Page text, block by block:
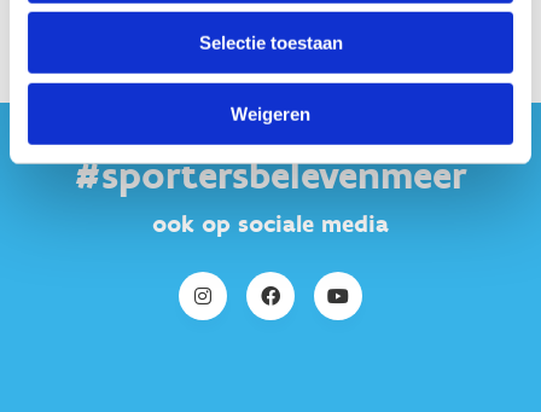
Selectie toestaan
Weigeren
#sportersbelevenmeer
ook op sociale media